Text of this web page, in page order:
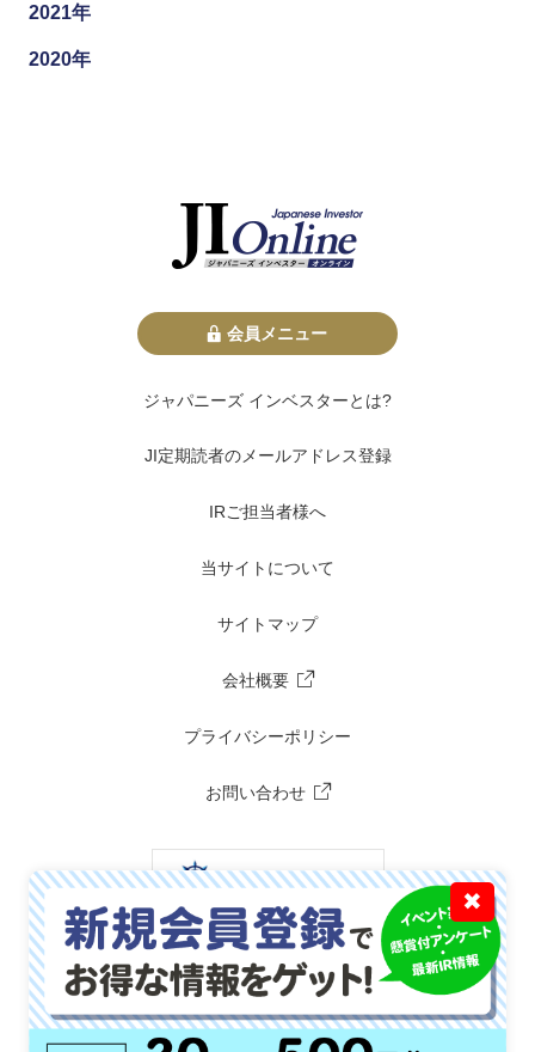
2021年
2020年
会員メニュー
ジャパニーズ インベスターとは?
JI定期読者のメールアドレス登録
IRご担当者様へ
当サイトについて
サイトマップ
会社概要
プライバシーポリシー
お問い合わせ
✖